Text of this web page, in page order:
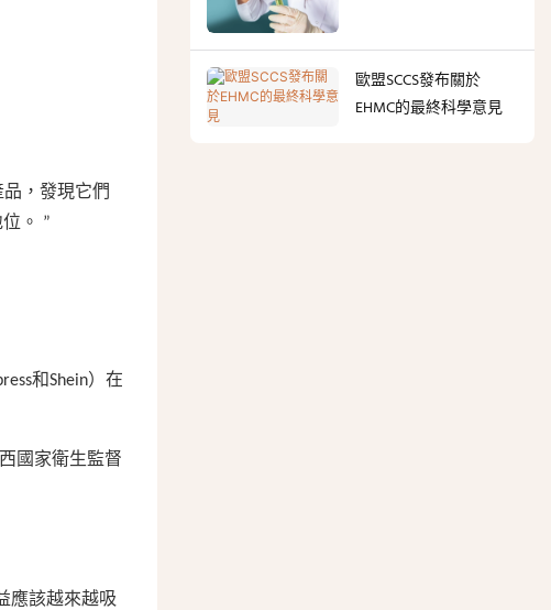
，發現它們
。 ”
和Shein）在
國家衛生監督
應該越來越吸
歐盟SCCS發布關於
EHMC的最終科學意見